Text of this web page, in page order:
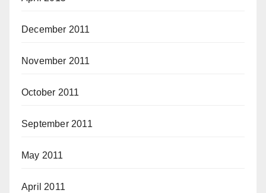
December 2011
November 2011
October 2011
September 2011
May 2011
April 2011